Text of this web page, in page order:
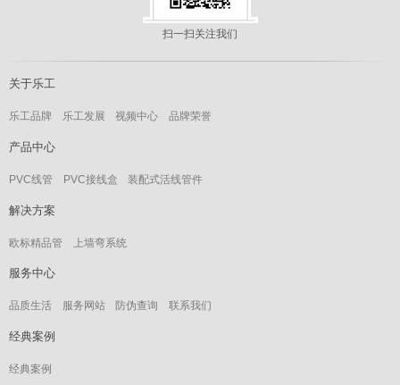
扫一扫关注我们
关于乐工
乐工品牌 乐工发展 视频中心 品牌荣誉
产品中心
PVC线管 PVC接线盒 装配式活线管件
解决方案
欧标精品管 上墙弯系统
服务中心
品质生活 服务网站 防伪查询 联系我们
经典案例
经典案例